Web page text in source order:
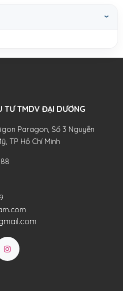
TƯ TMDV ĐẠI DƯƠNG​
Paragon, Số 3 Nguyễn
TP Hồ Chí Minh